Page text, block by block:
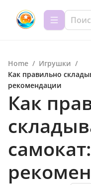
Home / Игрушки /
Как правильно
рекомендации
Как